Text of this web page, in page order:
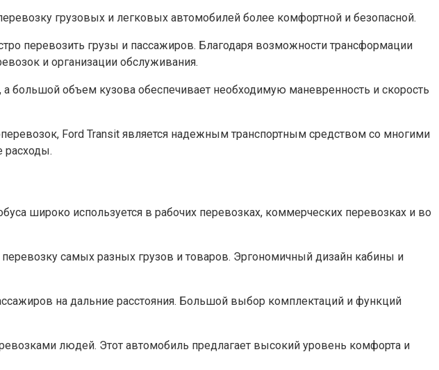
грузовых и легковых автомобилей более комфортной и безопасной.
перевозить грузы и пассажиров. Благодаря возможности трансформации
и организации обслуживания.
большой объем кузова обеспечивает необходимую маневренность и скорость
Ford Transit является надежным транспортным средством со многими
расходы.
широко используется в рабочих перевозках, коммерческих перевозках и во
самых разных грузов и товаров. Эргономичный дизайн кабины и
на дальние расстояния. Большой выбор комплектаций и функций
людей. Этот автомобиль предлагает высокий уровень комфорта и